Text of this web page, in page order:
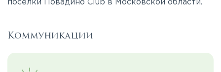
поселки Повадино Club в Московской области.
Коммуникации